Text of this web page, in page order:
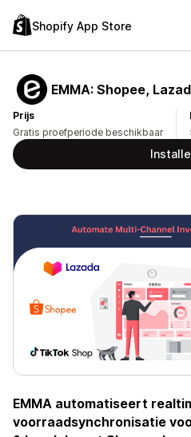
Shopify App Store
EMMA: Shopee,
Prijs
Gratis proefperiode beschikbaar
EMMA automatiseert
voorraadsynchronisatie